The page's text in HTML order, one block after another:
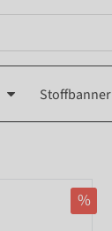
Stoffbanner
%